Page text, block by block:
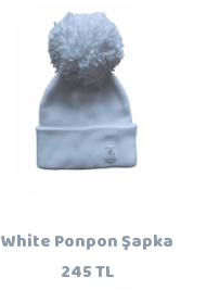
White Ponpon Şapka
245 TL